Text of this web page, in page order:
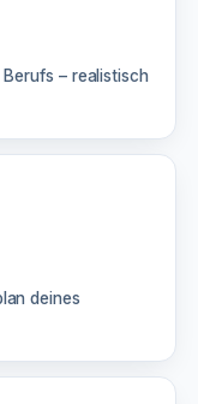
– realistisch
deines